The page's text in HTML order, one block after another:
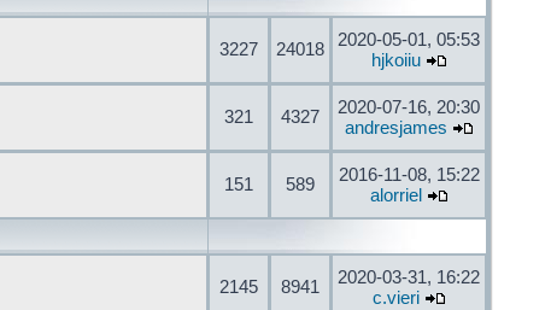
3227 24018
2020-05-01, 05:53
hjkoiiu
321 4327
2020-07-16, 20:30
andresjames
151 589
2016-11-08, 15:22
alorriel
2145 8941
2020-03-31, 16:22
c.vieri